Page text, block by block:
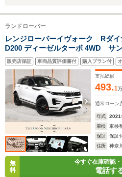
ランドローバー
レンジローバーイヴォーク Rダイ
D200 ディーゼルターボ 4WD サ
ー デジタルインナーミラー 純正20AW ブラックエ
リアパック アダプティブクルーズ
ドスポットモニター サラウンドカ
ド 電動リアゲート
販売店保証 車両品質評価書付 購入プラン付
支払総額
493.1
通常ローン
年式 2021
車検
車検
保証
保証
住所
神奈
無
料
今すぐ在庫確認
電話す